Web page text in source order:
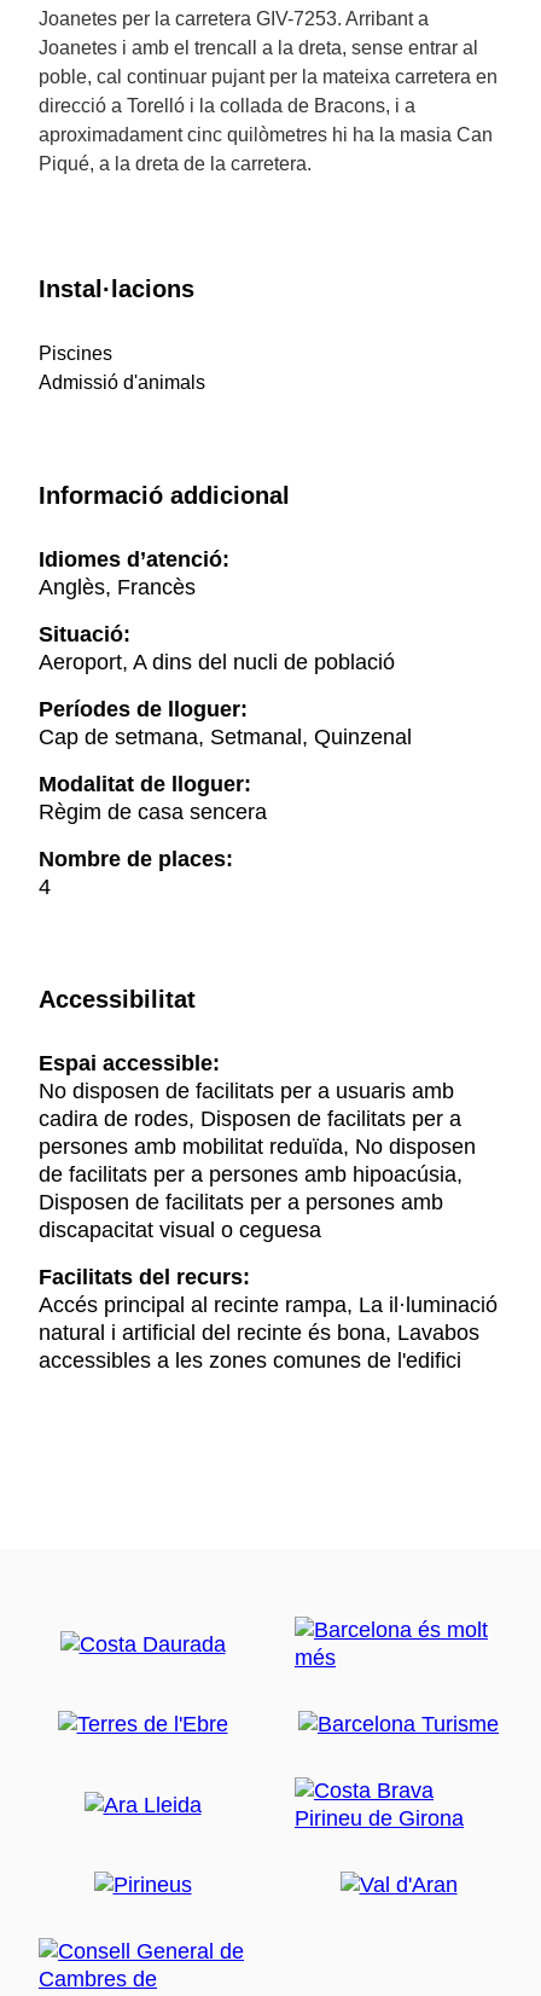
Joanetes per la carretera GIV-7253. Arribant a
Joanetes i amb el trencall a la dreta, sense entrar al
poble, cal continuar pujant per la mateixa carretera en
direcció a Torelló i la collada de Bracons, i a
aproximadament cinc quilòmetres hi ha la masia Can
Piqué, a la dreta de la carretera.
Instal·lacions
Piscines
Admissió d'animals
Informació addicional
Idiomes d’atenció:
Anglès, Francès
Situació:
Aeroport, A dins del nucli de població
Períodes de lloguer:
Cap de setmana, Setmanal, Quinzenal
Modalitat de lloguer:
Règim de casa sencera
Nombre de places:
4
Accessibilitat
Espai accessible:
No disposen de facilitats per a usuaris amb
cadira de rodes, Disposen de facilitats per a
persones amb mobilitat reduïda, No disposen
de facilitats per a persones amb hipoacúsia,
Disposen de facilitats per a persones amb
discapacitat visual o ceguesa
Facilitats del recurs:
Accés principal al recinte rampa, La il·luminació
natural i artificial del recinte és bona, Lavabos
accessibles a les zones comunes de l'edifici